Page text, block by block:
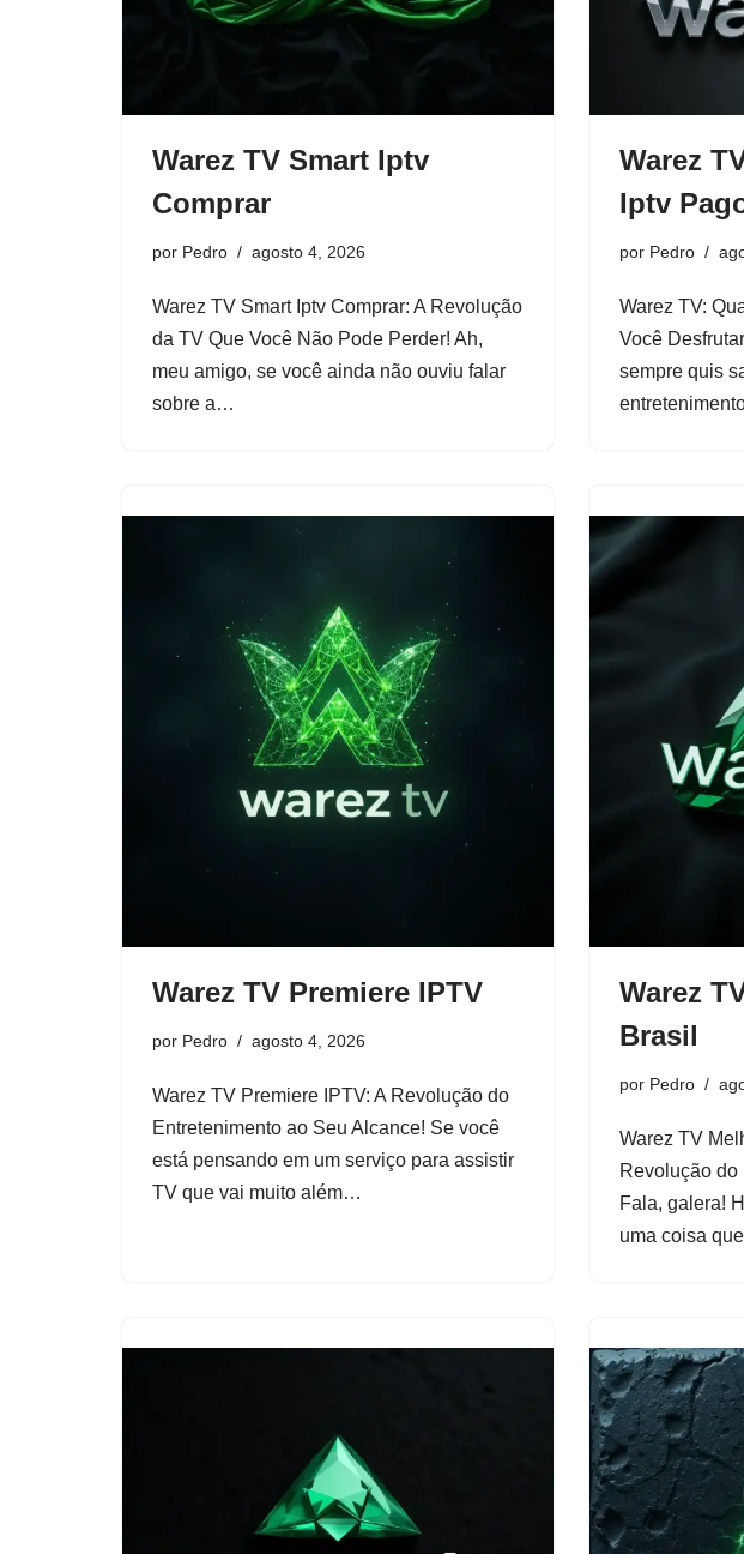
Warez TV Smart Iptv
Comprar
por Pedro agosto 4, 2026
Warez TV Smart Iptv Comprar: A Revolução
da TV Que Você Não Pode Perder! Ah,
meu amigo, se você ainda não ouviu falar
sobre a…
Warez
Iptv
por Pedro
Warez TV:
Você
sempre quis
Warez TV Premiere IPTV
por Pedro agosto 4, 2026
Warez TV Premiere IPTV: A Revolução do
Entretenimento ao Seu Alcance! Se você
está pensando em um serviço para assistir
TV que vai muito além…
Warez
Brasil
por Pedro
Warez TV
Revolução do
Fala, galera!
uma coisa